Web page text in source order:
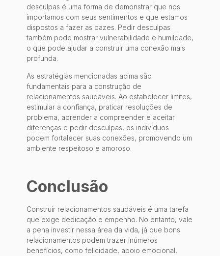
desculpas é uma forma de demonstrar que nos
importamos com seus sentimentos e que estamos
dispostos a fazer as pazes. Pedir desculpas
também pode mostrar vulnerabilidade e humildade,
o que pode ajudar a construir uma conexão mais
profunda.
As estratégias mencionadas acima são
fundamentais para a construção de
relacionamentos saudáveis. Ao estabelecer limites,
estimular a confiança, praticar resoluções de
problema, aprender a compreender e aceitar
diferenças e pedir desculpas, os indivíduos
podem fortalecer suas conexões, promovendo um
ambiente respeitoso e amoroso.
Conclusão
Construir relacionamentos saudáveis é uma tarefa
que exige dedicação e empenho. No entanto, vale
a pena investir nessa área da vida, já que bons
relacionamentos podem trazer inúmeros
benefícios, como felicidade, apoio emocional,